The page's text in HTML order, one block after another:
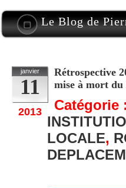
Le Blog de
janvier
11
2013
Rétrospective
mise à mort du
Catégorie :
LOCALE,